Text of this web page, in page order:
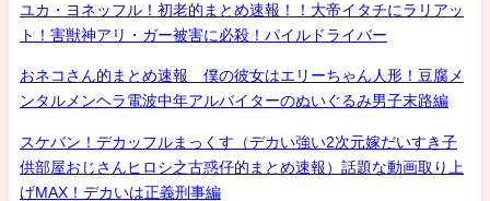
ユカ・ヨネッフル！初老的まとめ速報！！大帝イタチにラリアッ
ト！害獣神アリ・ガー被害に必殺！パイルドライバー
おネコさん的まとめ速報 僕の彼女はエリーちゃん人形！豆腐メ
ンタルメンヘラ電波中年アルバイターのぬいぐるみ男子末路編
スケバン！デカッフルまっくす（デカい強い2次元嫁だいすき子
供部屋おじさんヒロシ之古惑仔的まとめ速報）話題な動画取り上
げMAX！デカいは正義刑事編